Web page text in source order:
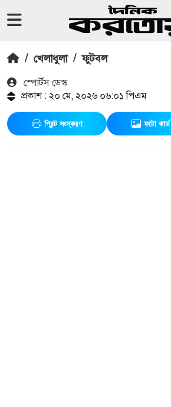
/ খেলাধুলা / ফুটবল
স্পোর্টস ডেস্ক
প্রকাশ : ২০ মে, ২০২৬ ০৬:০১ পিএম
প্রিন্ট সংস্করণ ফটো কার্ড